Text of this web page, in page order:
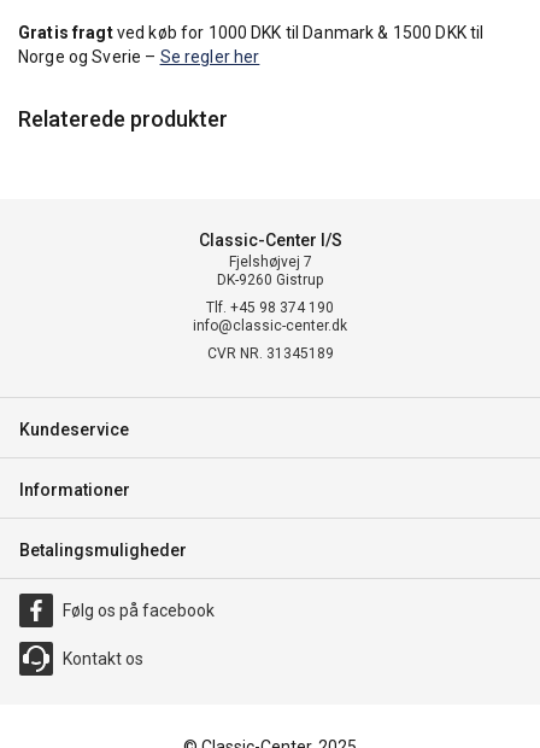
Gratis fragtved køb for 1000 DKK til Danmark & 1500 DKK til
Norge og Sverie – Se regler her
Relaterede produkter
Classic-Center I/S
Fjelshøjvej 7
DK-9260 Gistrup
Tlf. +45 98 374 190
info@classic-center.dk
CVR NR. 31345189
Kundeservice
Informationer
Betalingsmuligheder
Følg os på facebook
Kontakt os